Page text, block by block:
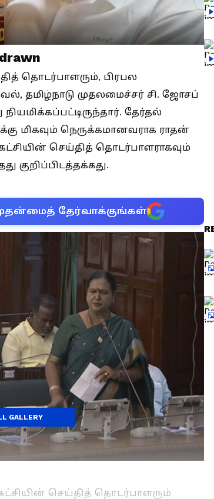
தொடர்பாளரும், பிரபல
தமிழ்நாடு முதலமைச்சர் சி. ஜோசப்
தேர்தல்
மிகவும் நெருக்கமானவராக ராதன்
செய்தித் தொடர்பாளராகவும்
குறிப்பிடத்தக்கது.
தேர்வாக்குங்கள்
செய்தித் தொடர்பாளரும்
GALLERY